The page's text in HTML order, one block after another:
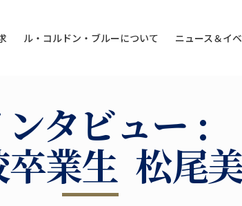
ル・コルドン・ブルーについて ニュース＆イ
ンタビュー :
業生 松尾